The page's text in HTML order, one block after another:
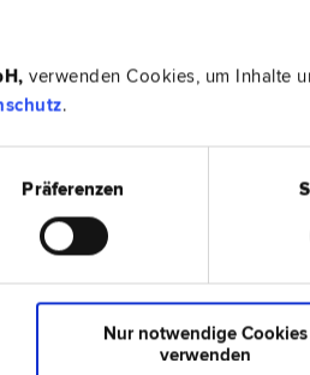
, verwenden Cookies, um Inhalte
.
Präferenzen
Nur notwendige Cookies
verwenden
| Erb­recht | Sport­recht | Verkehrs­recht |